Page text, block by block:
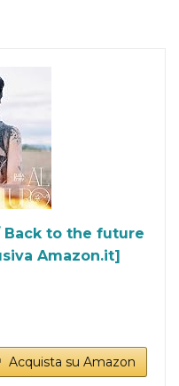
Back to the future
Amazon.it]
Acquista su Amazon